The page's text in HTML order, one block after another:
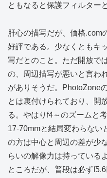
ともなると保護フィルター
肝心の描写だが、価格.com
好評である。少なくともキ
写だとのこと。ただ開放で
の、周辺描写が悪いと言わ
がありそうだ。PhotoZone
とは裏付けられており、開
る。やはりf4～のズームと
17-70mmと結局変わらない
の方は中心と周辺の差が少
らいの解像力は持っている
ところだが、普段は必ず